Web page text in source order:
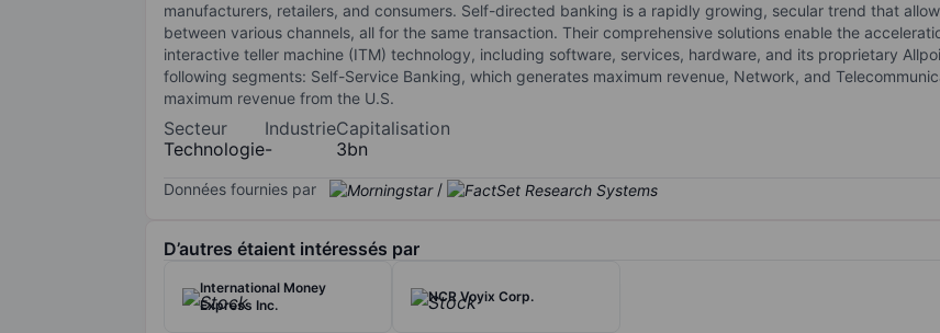
manufacturers, retailers, and consumers. Self-directed banking is a rapidly growing, secular trend that
between various channels, all for the same transaction. Their comprehensive solutions enable the
interactive teller machine (ITM) technology, including software, services, hardware, and its proprietary
following segments: Self-Service Banking, which generates maximum revenue, Network, and
maximum revenue from the U.S.
Secteur
Technologie
Industrie
-
Capitalisation
3bn
Données fournies par /
D’autres étaient intéressés par
International Money
Express Inc.
NCR Voyix Corp.